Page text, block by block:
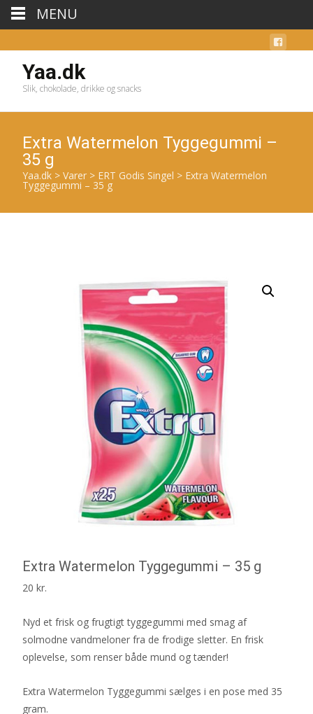
Yaa.dk
Slik, chokolade, drikke og snacks
Extra Watermelon Tyggegummi –
35 g
Yaa.dk > Varer > ERT Godis Singel > Extra Watermelon
Tyggegummi – 35 g
Extra Watermelon Tyggegummi – 35 g
20 kr.
Nyd et frisk og frugtigt tyggegummi med smag af
solmodne vandmeloner fra de frodige sletter. En frisk
oplevelse, som renser både mund og tænder!
Extra Watermelon Tyggegummi sælges i en pose med 35
gram.
MENU